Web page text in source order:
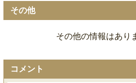
その他
その他の情報はあり
コメント